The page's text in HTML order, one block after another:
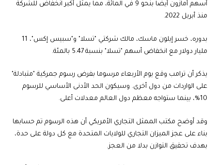
أسهم أمازون أيضا بنحو 9 في المائة، مما يمثل أكبر انخفاض للشركة
منذ أبريل 2022.
بدوره، خسر إيلون ماسك، مالك شركتي "تسلا" و"سبيس إكس"، 11
مليار دولار مع انخفاض أسهم "تسلا" بنسبة 5.47 بالمئة.
يذكر أن ترامب وقع يوم الأربعاء مرسوما بفرض رسوم جمركية "متبادلة"
على الواردات من دول أخرى. وسيكون الحد الأدنى الأساسي للرسوم
10%، بينما ستواجه معظم دول العالم معدلات أعلى.
وقد أوضح مكتب الممثل التجاري الأمريكي أن هذه الرسوم تم حسابها
بناء على عجز الميزان التجاري للولايات المتحدة مع كل دولة على حدة،
بهدف تحقيق التوازن بدلا من العجز.